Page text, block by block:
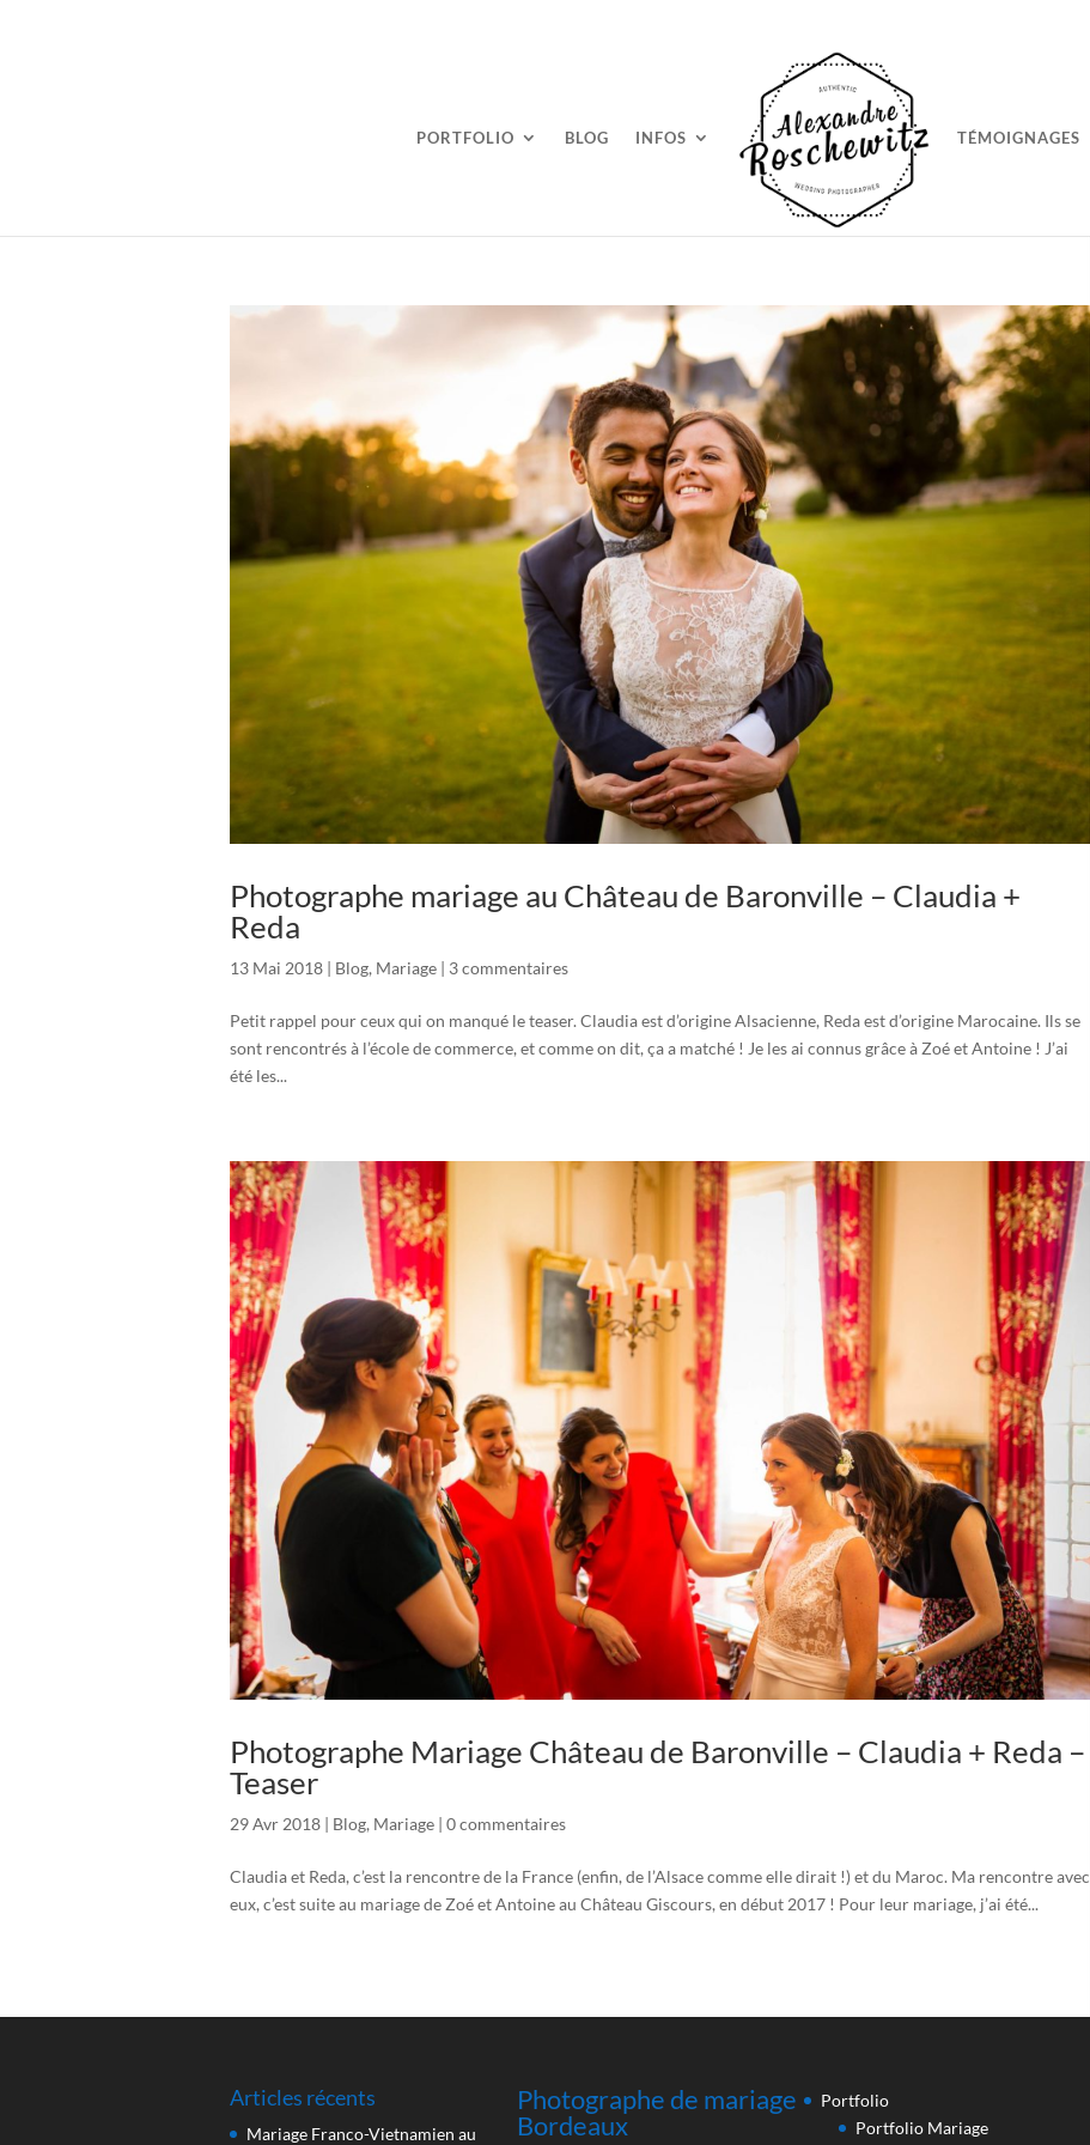
PORTFOLIO BLOG INFOS TÉMOIGNAGES
Photographe mariage au Château de Baronville – Claudia +
Reda
13 Mai 2018 | Blog, Mariage | 3 commentaires
Petit rappel pour ceux qui on manqué le teaser. Claudia est d’origine Alsacienne, Reda est d’origine Marocaine. Ils se
sont rencontrés à l’école de commerce, et comme on dit, ça a matché ! Je les ai connus grâce à Zoé et Antoine ! J’ai
été les...
Photographe Mariage Château de Baronville – Claudia + Reda –
Teaser
29 Avr 2018 | Blog, Mariage | 0 commentaires
Claudia et Reda, c’est la rencontre de la France (enfin, de l’Alsace comme elle dirait !) et du Maroc. Ma rencontre avec
eux, c’est suite au mariage de Zoé et Antoine au Château Giscours, en début 2017 ! Pour leur mariage, j’ai été...
Articles récents
Mariage Franco-Vietnamien au
Photographe de mariage
Bordeaux
Portfolio
Portfolio Mariage